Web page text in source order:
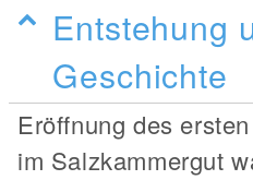
Entstehung
Geschichte
Eröffnung des
im Salzkammergut